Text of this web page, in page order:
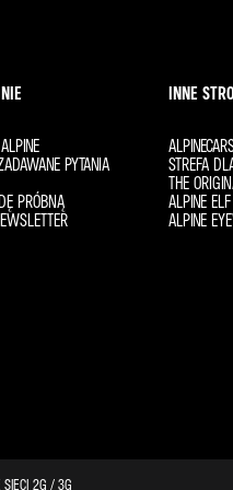
PYTANIA
PRÓBNĄ
INNE
STREFA
THE
ALPINE
ALPINE
SIECI 2G / 3G